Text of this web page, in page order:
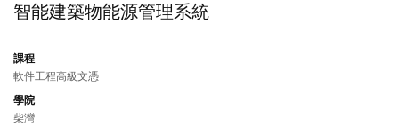
智能建築物能源管理系統
課程
軟件工程高級文憑
學院
柴灣